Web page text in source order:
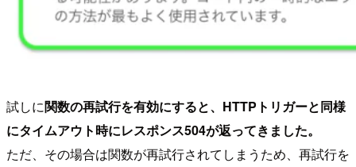
試しに関数の再試行を有効にすると、HTTPトリガーと同様
にタイムアウト時にレスポンス504が返ってきました。
ただ、その場合は関数が再試行されてしまうため、再試行を